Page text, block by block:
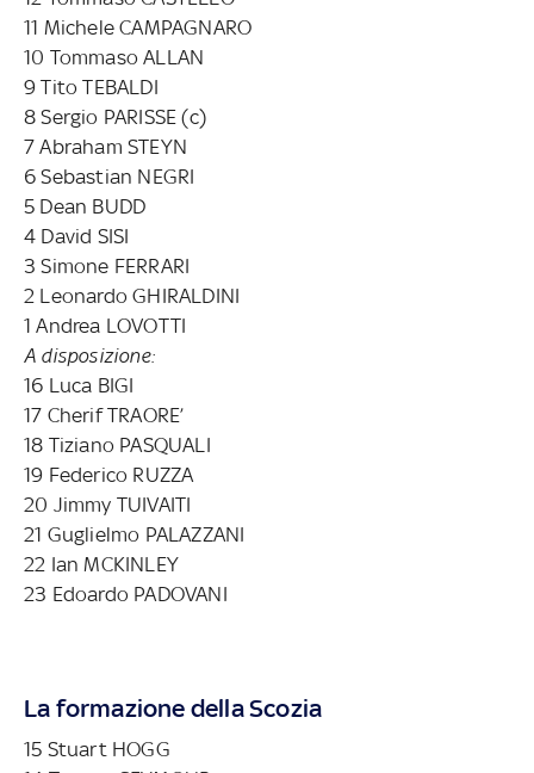
11 Michele CAMPAGNARO
10 Tommaso ALLAN
9 Tito TEBALDI
8 Sergio PARISSE (c)
7 Abraham STEYN
6 Sebastian NEGRI
5 Dean BUDD
4 David SISI
3 Simone FERRARI
2 Leonardo GHIRALDINI
1 Andrea LOVOTTI
A disposizione:
16 Luca BIGI
17 Cherif TRAORE’
18 Tiziano PASQUALI
19 Federico RUZZA
20 Jimmy TUIVAITI
21 Guglielmo PALAZZANI
22 Ian MCKINLEY
23 Edoardo PADOVANI
La formazione della Scozia
15 Stuart HOGG